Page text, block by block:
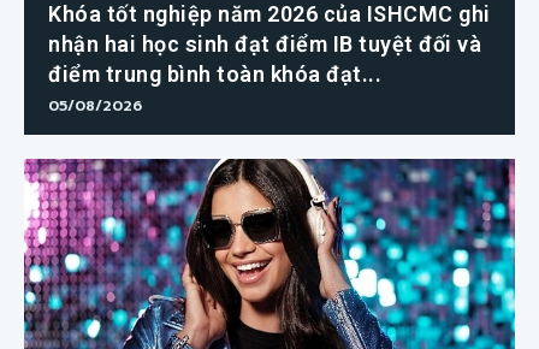
Khóa tốt nghiệp năm 2026 của ISHCMC ghi
nhận hai học sinh đạt điểm IB tuyệt đối và
điểm trung bình toàn khóa đạt...
05/08/2026